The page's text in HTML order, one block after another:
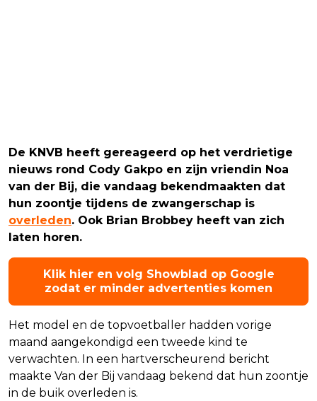
De KNVB heeft gereageerd op het verdrietige
nieuws rond Cody Gakpo en zijn vriendin Noa
van der Bij, die vandaag bekendmaakten dat
hun zoontje tijdens de zwangerschap is
overleden. Ook Brian Brobbey heeft van zich
laten horen.
Klik hier en volg Showblad op Google
zodat er minder advertenties komen
Het model en de topvoetballer hadden vorige
maand aangekondigd een tweede kind te
verwachten. In een hartverscheurend bericht
maakte Van der Bij vandaag bekend dat hun zoontje
in de buik overleden is.